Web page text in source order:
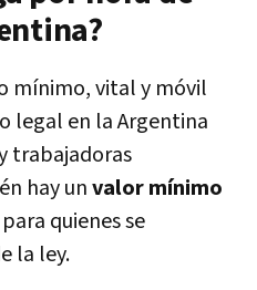
mínimo, vital y móvil
legal en la Argentina
trabajadoras
hay unvalor mínimo
para quienes se
la ley.